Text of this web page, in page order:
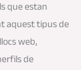
que estan
aquest tipus de
web,
de